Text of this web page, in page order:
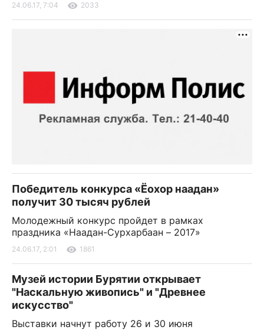
24.06.17, 7:04 2033
Победитель конкурса «Ёохор наадан»
получит 30 тысяч рублей
Молодежный конкурс пройдет в рамках
праздника «Наадан-Сурхарбаан – 2017»
24.06.17, 2:01 1861
Музей истории Бурятии открывает
"Наскальную живопись" и "Древнее
искусство"
Выставки начнут работу 26 и 30 июня